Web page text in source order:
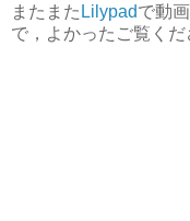
またまた Lilypadで動
で，よかったご覧くだ